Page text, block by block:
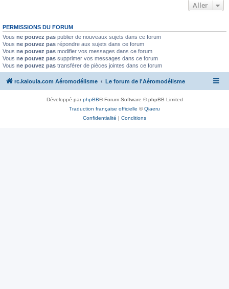
Aller
PERMISSIONS DU FORUM
Vous ne pouvez pas publier de nouveaux sujets dans ce forum
Vous ne pouvez pas répondre aux sujets dans ce forum
Vous ne pouvez pas modifier vos messages dans ce forum
Vous ne pouvez pas supprimer vos messages dans ce forum
Vous ne pouvez pas transférer de pièces jointes dans ce forum
rc.kaloula.com Aéromodélisme Le forum de l'Aéromodélisme
Développé parphpBB® Forum Software © phpBB Limited
Traduction française officielle ©Qiaeru
Confidentialité | Conditions